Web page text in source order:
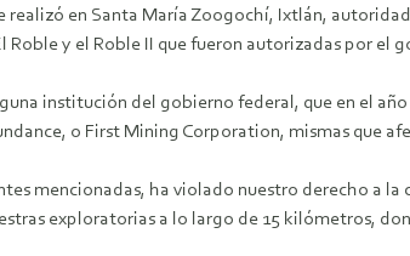
en Santa María Zoogochí, Ixtlán,
y el Roble II que fueron autorizadas por el
institución del gobierno federal, que en el año
o First Mining Corporation, mismas que
mencionadas, ha violado nuestro derecho a
exploratorias a lo largo de 15 kilómetros,